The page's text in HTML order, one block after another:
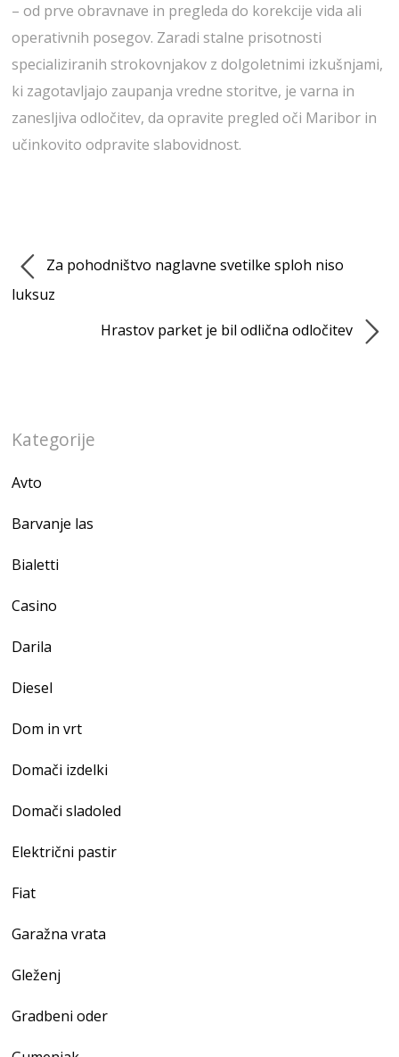
– od prve obravnave in pregleda do korekcije vida ali
operativnih posegov. Zaradi stalne prisotnosti
specializiranih strokovnjakov z dolgoletnimi izkušnjami,
ki zagotavljajo zaupanja vredne storitve, je varna in
zanesljiva odločitev, da opravite pregled oči Maribor in
učinkovito odpravite slabovidnost.
Za pohodništvo naglavne svetilke sploh niso
luksuz
Hrastov parket je bil odlična odločitev
Kategorije
Avto
Barvanje las
Bialetti
Casino
Darila
Diesel
Dom in vrt
Domači izdelki
Domači sladoled
Električni pastir
Fiat
Garažna vrata
Gleženj
Gradbeni oder